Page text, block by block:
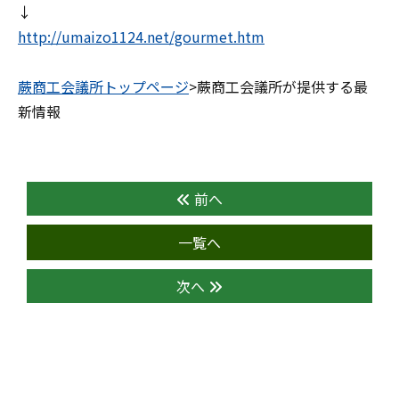
↓
http://umaizo1124.net/gourmet.htm
蕨商工会議所トップページ>蕨商工会議所が提供する最
新情報
前へ
一覧へ
次へ